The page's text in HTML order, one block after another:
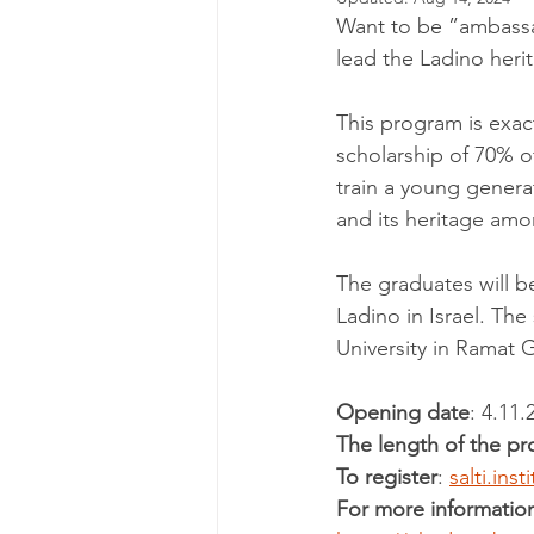
Want to be
lead the Ladino
This program is
scholarship of 70%
train a young
and its heritage
The graduates will
Ladino in Israel.
University in Ramat
Opening date:
The length of the
To register:
For more